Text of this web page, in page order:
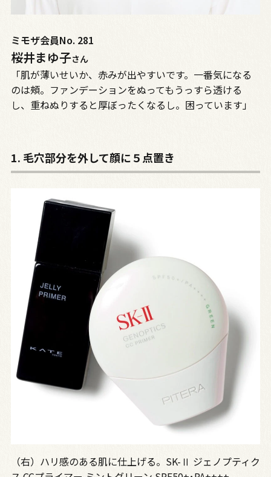
ミモザ会員No. 281
桜井まゆ子さん
「肌が薄いせいか、赤みが出やすいです。一番気になる
のは頰。ファンデーションをぬってもうっすら透ける
し、重ねぬりすると厚ぼったくなるし。困っています」
1. 毛穴部分を外して顔に５点置き
（右）ハリ感のある肌に仕上げる。SK-Ⅱ ジェノプティク